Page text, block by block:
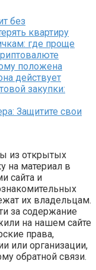
без
квартиру
где проще
положена
действует
закупки:
Защитите свои
из открытых
на материал в
сайта и
их владельцам.
за содержание
на нашем сайте
права,
или организации,
обратной связи.